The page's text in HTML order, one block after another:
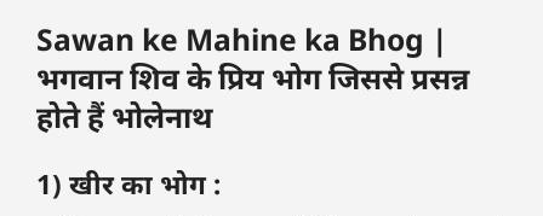
Sawan ke Mahine ka Bhog |
भगवान शिव के प्रिय भोग जिससे प्रसन्न
होते हैं भोलेनाथ
1) खीर का भोग :